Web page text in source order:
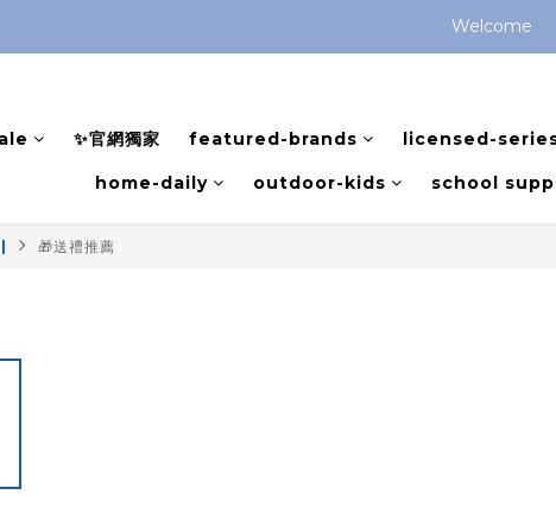
全館滿 $799 免運費 (僅提供台灣本島
Welcome
✨官網獨家 featured-brands licensed-
home-daily outdoor-kids school
🎁送禮推薦